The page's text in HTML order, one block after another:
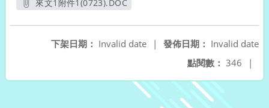
來文1附件1(0723).DOC
發佈日期： Invalid date
下架日期： Invalid date
|
點閱數： 346 |